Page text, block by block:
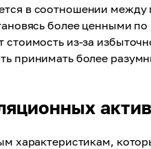
в соотношении
более ценными
из-за
принимать более
характеристикам,